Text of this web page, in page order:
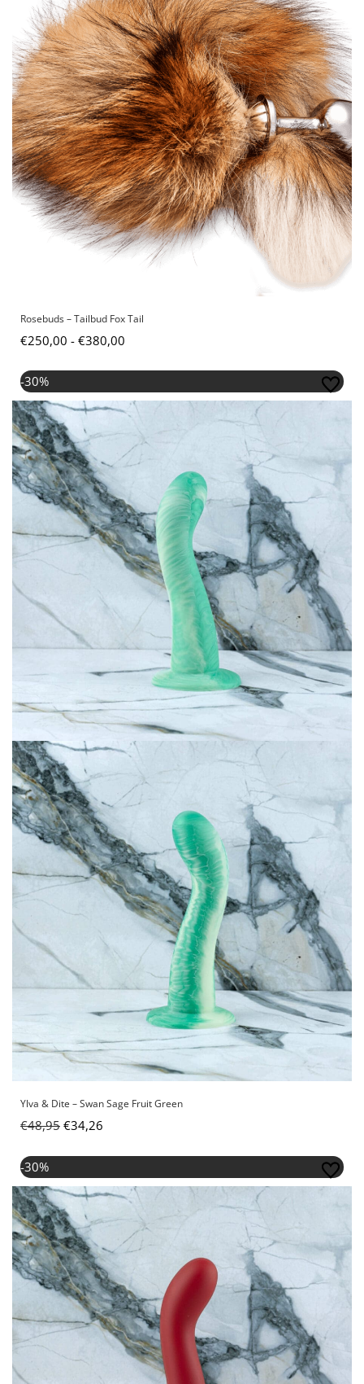
Rosebuds – Tailbud Fox Tail
€250,00 - €380,00
-30%
Ylva & Dite – Swan Sage Fruit Green
€48,95
Oorspronkelijke
was:
€48,95.
€34,26
Huidige
is:
€34,26.
-30%
Oorspronkelijke
was:
€48,95.
Huidige
is:
€34,26.